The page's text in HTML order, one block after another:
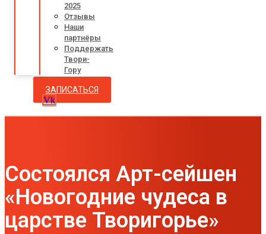
2025
Отзывы
Наши
партнёры
Поддержать
Твори-
Гору
ЗАПИСАТЬСЯ
Vk
Состоялся Арт-сейшен
«Новогодние чудеса в
царстве Творигорье»